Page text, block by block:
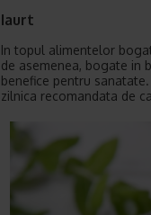
Iaurt
In topul alimentelor
de asemenea, bogate in
benefice pentru
zilnica recomandata de